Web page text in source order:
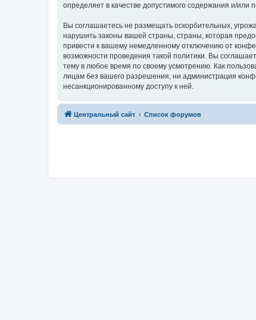
определяет в качестве допустимого содержания и/
Вы соглашаетесь не размещать оскорбительных,
нарушить законы вашей страны, страны, которая
привести к вашему немедленному отключению от
возможности проведения такой политики. Вы
тему в любое время по своему усмотрению. Как
лицам без вашего разрешения, ни администрация
несанкционированному доступу к ней.
Центральный сайт Список форумов